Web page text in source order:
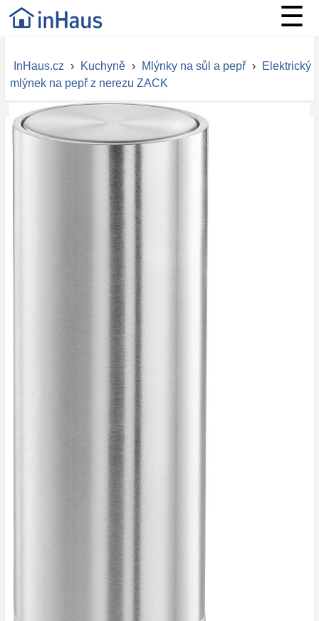
☰
InHaus.cz › Kuchyně › Mlýnky na sůl a pepř ›
Elektrický
mlýnek na pepř z nerezu ZACK